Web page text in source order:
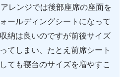
レンジでは後部座席の座面を
ールディングシートになって
納は良いのですが前後サイズ
てしまい、たとえ前席シート
ても寝台のサイズを増やすこ